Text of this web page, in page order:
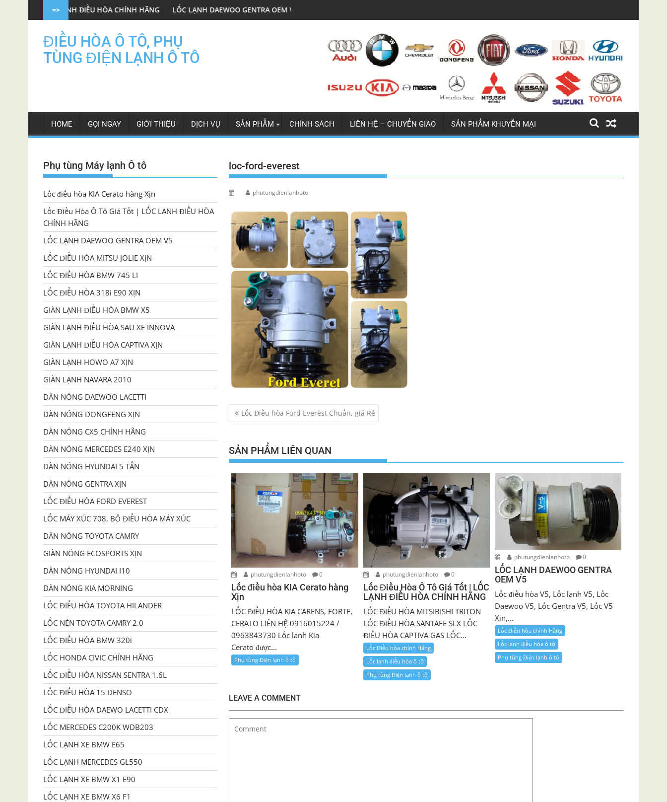
to
=>
ĐIỀU HÒA CHÍNH HÃNG LỐC LẠNH DAEWOO GENTRA OEM V5
ĐIỀU HÒA Ô TÔ, PHỤ
TÙNG ĐIỆN LẠNH Ô TÔ
HOME GỌI NGAY GIỚI THIỆU DỊCH VỤ SẢN PHẨM CHÍNH SÁCH LIÊN HỆ – CHUYỂN GIAO SẢN PHẨM KHUYẾN MẠI
loc-ford-everest
phutungdienlanhoto
Điều
hướng
viết
Lốc Điều hòa Ford Everest Chuẩn, giá Rẻ
SẢN PHẨM LIÊN QUAN
phutungdienlanhoto 0
Lốc điều hòa KIA Cerato hàng
Xịn
LỐC ĐIỀU HÒA KIA CARENS, FORTE,
CERATO LIÊN HỆ 0916015224 /
0963843730 Lốc lạnh Kia
Cerato được...
Phụ tùng Điện lạnh ô tô
phutungdienlanhoto 0
Lốc Điều Hòa Ô Tô Giá Tốt | LỐC
LẠNH ĐIỀU HÒA CHÍNH HÃNG
LỐC ĐIỀU HÒA MITSIBISHI TRITON
LỐC ĐIỀU HÒA SANTAFE SLX LỐC
ĐIỀU HÒA CAPTIVA GAS LỐC...
Lốc Điều hòa chính Hãng
Lốc lạnh điều hòa ô tô
Phụ tùng Điện lạnh ô tô
phutungdienlanhoto 0
LỐC LẠNH DAEWOO GENTRA
OEM V5
Lốc điều hòa V5, Lốc lạnh V5, Lốc
Daewoo V5, Lốc Gentra V5, Lốc V5
Xịn,...
Lốc Điều hòa chính Hãng
Lốc lạnh điều hòa ô tô
Phụ tùng Điện lạnh ô tô
LEAVE A COMMENT
Phụ tùng Máy lạnh Ô tô
Lốc điều hòa KIA Cerato hàng Xịn
Lốc Điều Hòa Ô Tô Giá Tốt | LỐC LẠNH ĐIỀU HÒA
CHÍNH HÃNG
LỐC LẠNH DAEWOO GENTRA OEM V5
LỐC ĐIỀU HÒA MITSU JOLIE XỊN
LỐC ĐIỀU HÒA BMW 745 LI
LỐC ĐIỀU HÒA 318i E90 XỊN
GIÀN LẠNH ĐIỀU HÒA BMW X5
GIÀN LẠNH ĐIỀU HÒA SAU XE INNOVA
GIÀN LẠNH ĐIỀU HÒA CAPTIVA XỊN
GIÀN LẠNH HOWO A7 XỊN
GIÀN LẠNH NAVARA 2010
DÀN NÓNG DAEWOO LACETTI
DÀN NÓNG DONGFENG XỊN
DÀN NÓNG CX5 CHÍNH HÃNG
DÀN NÓNG MERCEDES E240 XỊN
DÀN NÓNG HYUNDAI 5 TẤN
DÀN NÓNG GENTRA XỊN
LỐC ĐIỀU HÒA FORD EVEREST
LỐC MÁY XÚC 708, BỘ ĐIỀU HÒA MÁY XÚC
DÀN NÓNG TOYOTA CAMRY
GIÀN NÓNG ECOSPORTS XỊN
DÀN NÓNG HYUNDAI I10
DÀN NÓNG KIA MORNING
LỐC ĐIỀU HÒA TOYOTA HILANDER
LỐC NÉN TOYOTA CAMRY 2.0
LỐC ĐIỀU HÒA BMW 320i
LỐC HONDA CIVIC CHÍNH HÃNG
LỐC ĐIỀU HÒA NISSAN SENTRA 1.6L
LỐC ĐIỀU HÒA 15 DENSO
LỐC ĐIỀU HÒA DAEWO LACETTI CDX
LỐC MERCEDES C200K WDB203
LỐC LẠNH XE BMW E65
LỐC LẠNH MERCEDES GL550
LỐC LẠNH XE BMW X1 E90
LỐC LẠNH XE BMW X6 F1